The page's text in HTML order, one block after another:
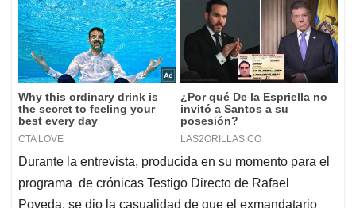
Durante la entrevista, producida en su momento para el
programa de crónicas Testigo Directo de Rafael
Poveda, se dio la casualidad de que el exmandatario